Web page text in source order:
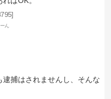
ん
捕はされませんし、そんな